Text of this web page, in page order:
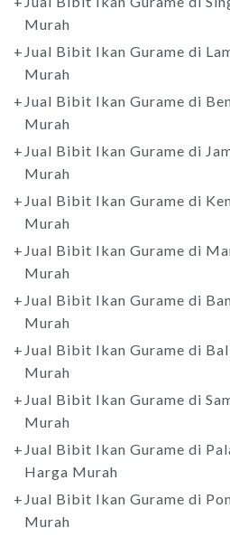
Murah
Jual Bibit Ikan Gurame di
Murah
Jual Bibit Ikan Gurame di
Murah
Jual Bibit Ikan Gurame di
Murah
Jual Bibit Ikan Gurame di
Murah
Jual Bibit Ikan Gurame di
Murah
Jual Bibit Ikan Gurame di
Murah
Jual Bibit Ikan Gurame di
Murah
Jual Bibit Ikan Gurame di
Murah
Jual Bibit Ikan Gurame di
Harga Murah
Jual Bibit Ikan Gurame di
Murah